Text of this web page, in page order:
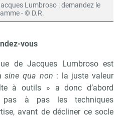
Lumbroso : demandez le
- © D.R.
vous
de Jacques Lumbroso est
sine qua non : la juste valeur
à outils » a donc d’abord
pas à pas les techniques
avant de décliner ce socle